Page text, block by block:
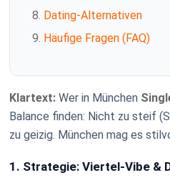
Dating-Alternativen
Häufige Fragen (FAQ)
Klartext: Wer in München
Balance finden: Nicht zu steif
zu geizig. München mag es
1. Strategie: Viertel-Vibe &